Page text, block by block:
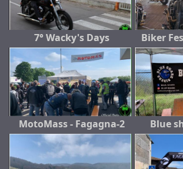
7° Wacky's Days Biker
MotoMass - Fagagna-2 Blue